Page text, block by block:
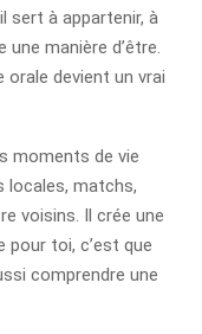
sert à appartenir, à
manière d’être.
orale devient un vrai
moments de vie
locales, matchs,
voisins. Il crée une
pour toi, c’est que
comprendre une